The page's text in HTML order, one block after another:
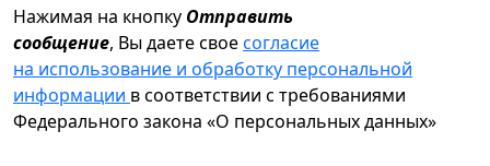
Нажимая на кнопку Отправить
сообщение, Вы даете своесогласие
на использование и обработку персональной
информации в соответствии с требованиями
Федерального закона «О персональных данных»